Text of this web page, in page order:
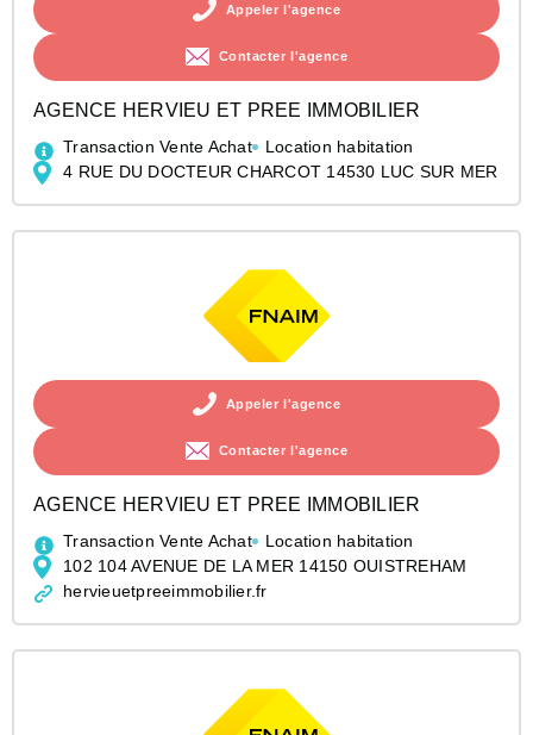
Appeler l'agence
Contacter l'agence
AGENCE HERVIEU ET PREE IMMOBILIER
Transaction Vente Achat
Location habitation
4 RUE DU DOCTEUR CHARCOT 14530 LUC SUR MER
Appeler l'agence
Contacter l'agence
AGENCE HERVIEU ET PREE IMMOBILIER
Transaction Vente Achat
Location habitation
102 104 AVENUE DE LA MER 14150 OUISTREHAM
hervieuetpreeimmobilier.fr